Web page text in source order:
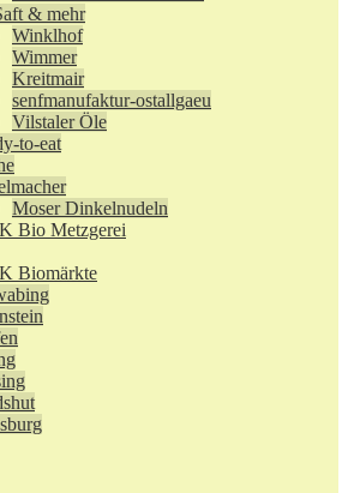
& mehr
Winklhof
Wimmer
Kreitmair
senfmanufaktur-ostallgaeu
Vilstaler Öle
to-eat
Moser Dinkelnudeln
Bio Metzgerei
Biomärkte